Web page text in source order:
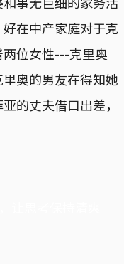
在中产家庭对于克
位女性---克里奥
奥的男友在得知她
的丈夫借口出差，